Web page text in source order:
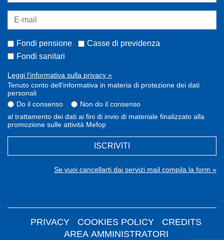
Fondi pensione
Casse di previdenza
Fondi sanitari
Leggi l'informativa sulla privacy »
Tenuto conto dell'informativa in materia di protezione dei dati
personali
Do il consenso
Non do il consenso
al trattamento dei dati ai fini di invio di materiale finalizzato alla
promozione sulle attività Mefop
ISCRIVITI
Se vuoi cancellarti dai servizi mail compila la form »
PRIVACY COOKIES POLICY
CREDITS
AREA AMMINISTRATORI